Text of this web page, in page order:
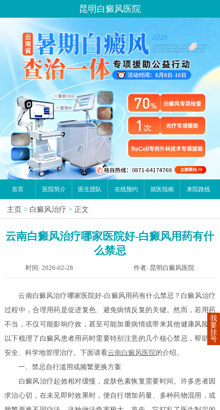
昆明白癜风医院
首页 医院简介 医生团队 在线预约 就医指南 来院路线
主页 > 白癜风治疗 > 正文
云南白癜风治疗哪家医院好-白癜风用药有什
么禁忌
时间: 2026-02-28 作者: 昆明白癜风医院
云南白癜风治疗哪家医院好-白癜风用药有什么禁忌？白癜风治疗
过程中，合理用药是促进复色、避免病情反复的关键。然而，若用药
不当，不仅可能影响疗效，甚至可能加重病情或带来其他健康风险。
以下梳理了白癜风患者用药时需要特别注意的几个核心禁忌，帮助您
安全、科学地管理治疗。下面请看云南白癜风医院的介绍。
一、禁忌自行滥用或频繁更换方案
白癜风治疗起效相对缓慢，皮肤色素恢复需要时间。许多患者因
求治心切，在未见即时效果时，便自行增加药量、多种药物混用，或
我
要
挂
号